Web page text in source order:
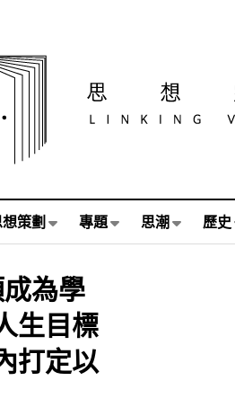
策劃 專題 思潮 歷史
為學
生目標
打定以